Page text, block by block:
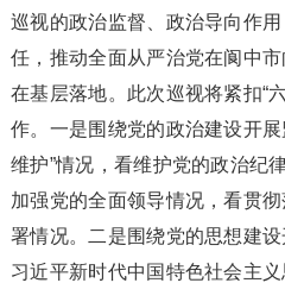
巡视的政治监督、政治导向作
任，推动全面从严治党在阆中
在基层落地。此次巡视将紧扣“
作。一是围绕党的政治建设开
维护”情况，看维护党的政治纪
加强党的全面领导情况，看贯
署情况。二是围绕党的思想建
习近平新时代中国特色社会主